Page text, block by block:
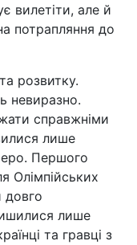
вилетіти, але й
потрапляння до
розвитку.
невиразно.
справжніми
лише
Першого
Олімпійських
довго
лише
та гравці з